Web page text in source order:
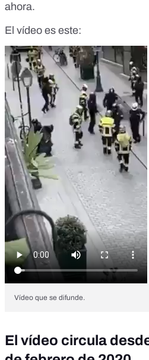
ahora.
El vídeo es este:
Vídeo que se difunde.
El vídeo circula